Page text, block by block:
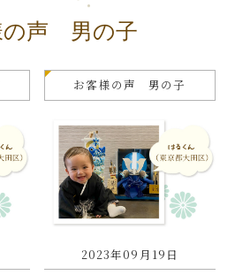
の声 男の子
お客様の声 男の子
2023年09月19日